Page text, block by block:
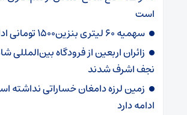
است
سهمیه ۶۰ لیتری بنزین۱۵۰۰ تومانی ادامه دارد
زائران اربعین از فرودگاه بین‌المللی
نجف اشرف شدند
زمین لرزه دامغان خساراتی نداشته
ادامه دارد